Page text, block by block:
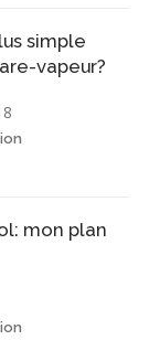
simple
vapeur?
mon plan